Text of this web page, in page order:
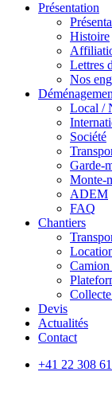
Présentation
Histoire
Lettres
Nos
Local /
Société
Garde-
Monte-
ADEM
FAQ
Chantiers
Camion
Devis
Actualités
Contact
+41 22 308